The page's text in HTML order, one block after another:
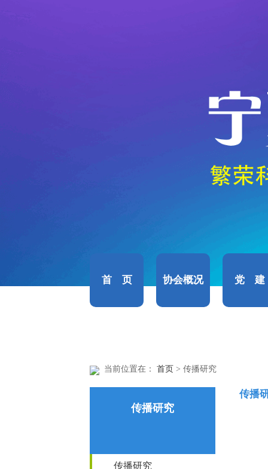
首 页 协会概况 党 建
当前位置在： 首页 > 传播研究
传播研究
传播研究
传播